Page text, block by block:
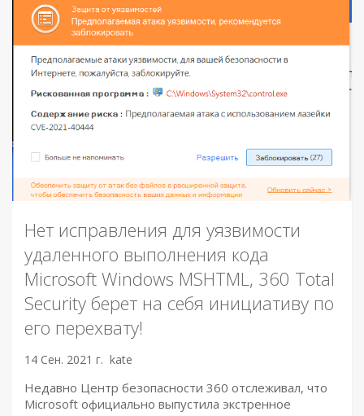
Нет исправления для уязвимости
удаленного выполнения кода
Microsoft Windows MSHTML, 360 Total
Security берет на себя инициативу по
его перехвату!
14 Сен. 2021 г. kate
Недавно Центр безопасности 360 отслеживал, что
Microsoft официально выпустила экстренное